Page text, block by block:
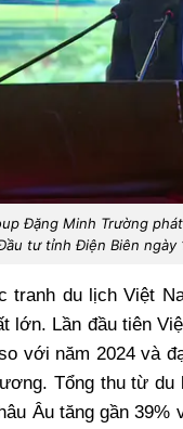
Đặng Minh Trường
tư tỉnh Điện Biên ngày
tranh du lịch Việt
lớn. Lần đầu tiên
với năm 2024 và
Tổng thu từ
Âu tăng gần 39%